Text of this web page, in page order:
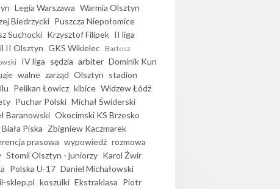
Legia Warszawa Warmia Olsztyn
Biedrzycki Puszcza Niepołomice
Suchocki Krzysztof Filipek II liga
II Olsztyn GKS Wikielec Bartosz
IV liga sędzia arbiter Dominik Kun
walne zarząd Olsztyn stadion
Pelikan Łowicz kibice Widzew Łódź
Puchar Polski Michał Świderski
Baranowski Okocimski KS Brzesko
Piska Zbigniew Kaczmarek
prasowa wypowiedź rozmowa
Stomil Olsztyn - juniorzy Karol Żwir
Polska U-17 Daniel Michałowski
sklep.pl koszulki Ekstraklasa Piotr